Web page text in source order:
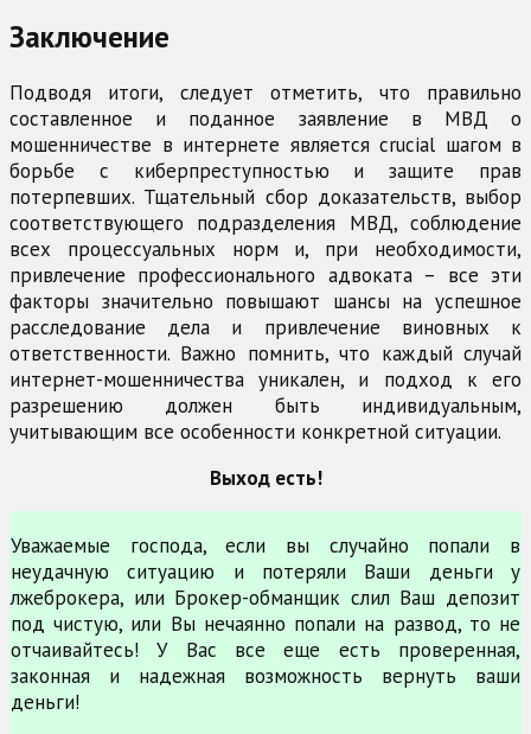
Заключение
Подводя итоги, следует отметить, что правильно
составленное и поданное заявление в МВД о
мошенничестве в интернете является crucial шагом в
борьбе с киберпреступностью и защите прав
потерпевших. Тщательный сбор доказательств, выбор
соответствующего подразделения МВД, соблюдение
всех процессуальных норм и, при необходимости,
привлечение профессионального адвоката – все эти
факторы значительно повышают шансы на успешное
расследование дела и привлечение виновных к
ответственности. Важно помнить, что каждый случай
интернет-мошенничества уникален, и подход к его
разрешению должен быть индивидуальным,
учитывающим все особенности конкретной ситуации.
Выход есть!
Уважаемые господа, если вы случайно попали в
неудачную ситуацию и потеряли Ваши деньги у
лжеброкера, или Брокер-обманщик слил Ваш депозит
под чистую, или Вы нечаянно попали на развод, то не
отчаивайтесь! У Вас все еще есть проверенная,
законная и надежная возможность вернуть ваши
деньги!